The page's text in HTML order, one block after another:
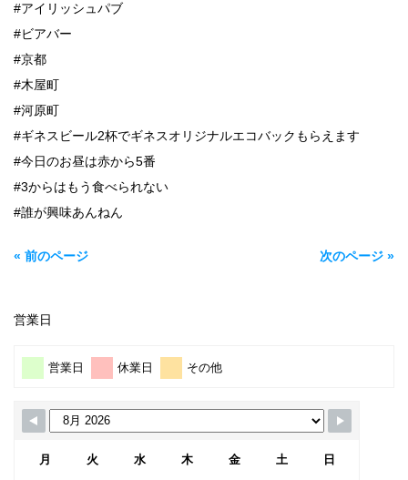
#アイリッシュパブ
#ビアバー
#京都
#木屋町
#河原町
#ギネスビール2杯でギネスオリジナルエコバックもらえます
#今日のお昼は赤から5番
#3からはもう食べられない
#誰が興味あんねん
« 前のページ 次のページ »
営業日
営業日 休業日 その他
月 火 水 木 金 土 日